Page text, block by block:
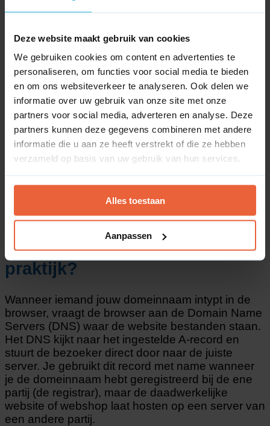
Deze website maakt gebruik van cookies
We gebruiken cookies om content en advertenties te
personaliseren, om functies voor social media te bieden
en om ons websiteverkeer te analyseren. Ook delen we
informatie over uw gebruik van onze site met onze
partners voor social media, adverteren en analyse. Deze
partners kunnen deze gegevens combineren met andere
informatie die u aan ze heeft verstrekt of die ze hebben
verzameld op basis van uw gebruik van hun services.
Alles toestaan
Aanpassen
Wat is een A-record?
Een A-record (Address Record) is een instelling
binnen de DNS-zone van een domeinnaam die
een websiteadres (hostnaam) koppelt aan een
specifiek IPv4-adres. Computers en servers
communiceren via cijferreeksen, zoals het IP-
adres 1.2.3.4. Omdat deze cijfers voor mensen
lastig te onthouden zijn, gebruiken we
domeinnamen. Het A-record fungeert als het
telefoonboek dat de letters vertaalt naar het juiste
numerieke internetadres.
Hoe werkt een A-record in de
praktijk?
Wanneer iemand jouw domeinnaam intypt in de
browser, vraagt de browser aan de Domain Name
Servers (DNS) waar de website bestanden staan.
Het DNS kijkt naar het ingestelde A-record en
stuurt de bezoeker direct door naar de juiste
server. Je gebruikt dit record met name wanneer
je de domeinnaam hebt geregistreerd bij de ene
partij (de registrar), maar de daadwerkelijke
website of webshop laat hosten op een server van
een andere partij.